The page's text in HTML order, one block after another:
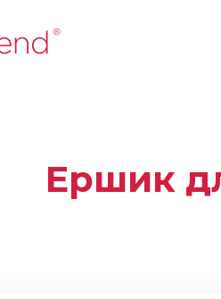
Ершик